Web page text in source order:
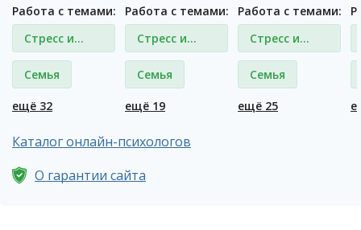
Работа с темами:
Стресс и
депрессия
Семья
ещё 32
Работа с темами:
Стресс и
депрессия
Семья
ещё 19
Работа с темами:
Стресс и
депрессия
Семья
ещё 25
Каталог онлайн-психологов
О гарантии сайта